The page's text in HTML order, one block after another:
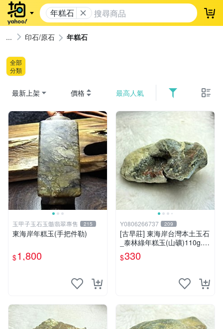
年糕石 登
印石/原石 年糕石
全部
分類
最新上架 價格 最高人氣
玉甲子玉石玉髓翡翠專售 215
東海岸年糕玉(手把件勒)
$1,800
Y0806266737 209
[古早莊] 東海岸台灣本土玉石
_泰林綠年糕玉(山礦)110g..Q
Q.溫潤.雕刻上選好料_綠006
$330